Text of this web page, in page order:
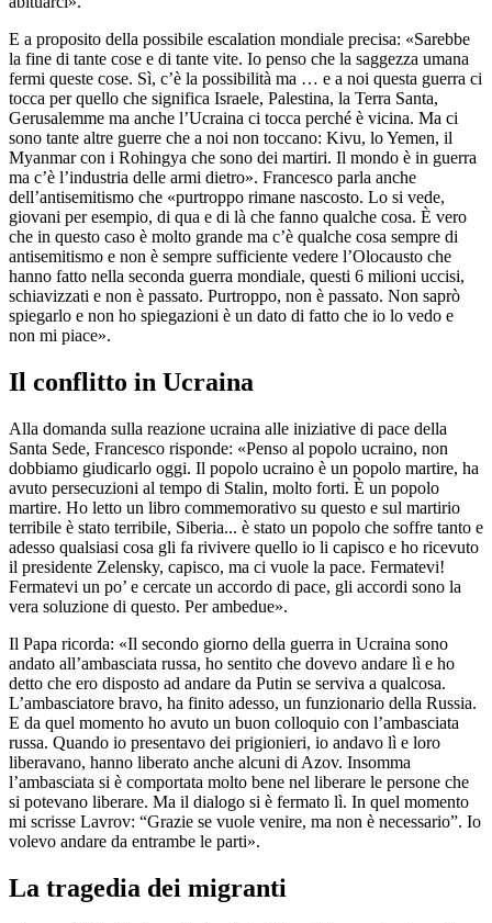
E a proposito della possibile escalation mondiale precisa: «Sarebbe
la fine di tante cose e di tante vite. Io penso che la saggezza umana
fermi queste cose. Sì, c’è la possibilità ma … e a noi questa guerra ci
tocca per quello che significa Israele, Palestina, la Terra Santa,
Gerusalemme ma anche l’Ucraina ci tocca perché è vicina. Ma ci
sono tante altre guerre che a noi non toccano: Kivu, lo Yemen, il
Myanmar con i Rohingya che sono dei martiri. Il mondo è in guerra
ma c’è l’industria delle armi dietro». Francesco parla anche
dell’antisemitismo che «purtroppo rimane nascosto. Lo si vede,
giovani per esempio, di qua e di là che fanno qualche cosa. È vero
che in questo caso è molto grande ma c’è qualche cosa sempre di
antisemitismo e non è sempre sufficiente vedere l’Olocausto che
hanno fatto nella seconda guerra mondiale, questi 6 milioni uccisi,
schiavizzati e non è passato. Purtroppo, non è passato. Non saprò
spiegarlo e non ho spiegazioni è un dato di fatto che io lo vedo e
non mi piace».
Il conflitto in Ucraina
Alla domanda sulla reazione ucraina alle iniziative di pace della
Santa Sede, Francesco risponde: «Penso al popolo ucraino, non
dobbiamo giudicarlo oggi. Il popolo ucraino è un popolo martire, ha
avuto persecuzioni al tempo di Stalin, molto forti. È un popolo
martire. Ho letto un libro commemorativo su questo e sul martirio
terribile è stato terribile, Siberia... è stato un popolo che soffre tanto e
adesso qualsiasi cosa gli fa rivivere quello io li capisco e ho ricevuto
il presidente Zelensky, capisco, ma ci vuole la pace. Fermatevi!
Fermatevi un po’ e cercate un accordo di pace, gli accordi sono la
vera soluzione di questo. Per ambedue».
Il Papa ricorda: «Il secondo giorno della guerra in Ucraina sono
andato all’ambasciata russa, ho sentito che dovevo andare lì e ho
detto che ero disposto ad andare da Putin se serviva a qualcosa.
L’ambasciatore bravo, ha finito adesso, un funzionario della Russia.
E da quel momento ho avuto un buon colloquio con l’ambasciata
russa. Quando io presentavo dei prigionieri, io andavo lì e loro
liberavano, hanno liberato anche alcuni di Azov. Insomma
l’ambasciata si è comportata molto bene nel liberare le persone che
si potevano liberare. Ma il dialogo si è fermato lì. In quel momento
mi scrisse Lavrov: “Grazie se vuole venire, ma non è necessario”. Io
volevo andare da entrambe le parti».
La tragedia dei migranti